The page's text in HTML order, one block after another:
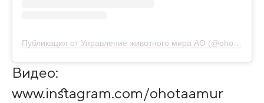
Видео:
www.instagram.com/ohotaamur